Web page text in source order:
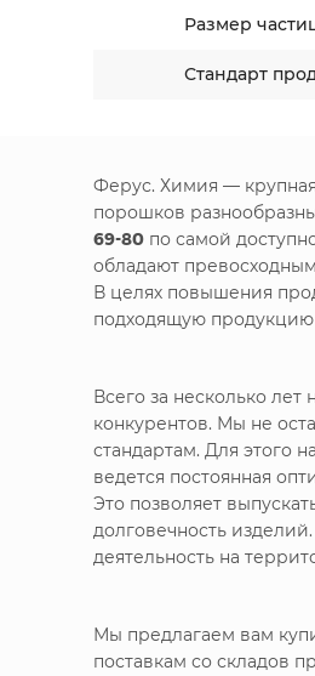
Размер
Стандарт
Ферус. Химия —
порошков
69-80 по самой
обладают
В целях повышения
подходящую продукцию
Всего за несколько
конкурентов. Мы не
стандартам. Для этого
ведется постоянная
Это позволяет
долговечность
деятельность на
Мы предлагаем вам
поставкам со складов